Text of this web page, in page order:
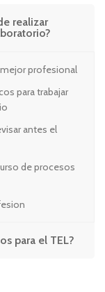
realizar
profesional
para trabajar
antes el
de procesos
para el TEL?